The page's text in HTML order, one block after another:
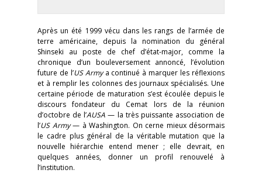
Après un été 1999 vécu dans les rangs de l’armée de
terre américaine, depuis la nomination du général
Shinseki au poste de chef d’état-major, comme la
chronique d’un bouleversement annoncé, l’évolution
future de l’US Armya continué à marquer les réflexions
et à remplir les colonnes des journaux spécialisés. Une
certaine période de maturation s’est écoulée depuis le
discours fondateur du Cemat lors de la réunion
d’octobre de l’AUSA — la très puissante association de
l’US Army— à Washington. On cerne mieux désormais
le cadre plus général de la véritable mutation que la
nouvelle hiérarchie entend mener ; elle devrait, en
quelques années, donner un profil renouvelé à
l’institution.